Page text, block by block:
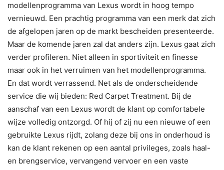
modellenprogramma van Lexus wordt in hoog tempo
vernieuwd. Een prachtig programma van een merk dat zich
de afgelopen jaren op de markt bescheiden presenteerde.
Maar de komende jaren zal dat anders zijn. Lexus gaat zich
verder profileren. Niet alleen in sportiviteit en finesse
maar ook in het verruimen van het modellenprogramma.
En dat wordt verrassend. Net als de onderscheidende
service die wij bieden: Red Carpet Treatment. Bij de
aanschaf van een Lexus wordt de klant op comfortabele
wijze volledig ontzorgd. Of hij of zij nu een nieuwe of een
gebruikte Lexus rijdt, zolang deze bij ons in onderhoud is
kan de klant rekenen op een aantal privileges, zoals haal-
en brengservice, vervangend vervoer en een vaste